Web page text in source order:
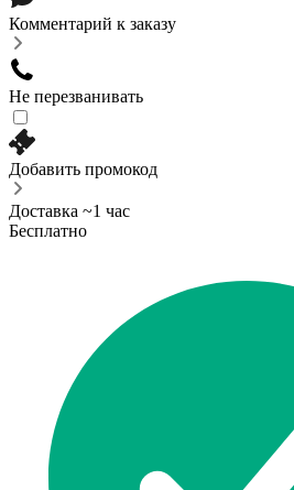
Комментарий к заказу
Не перезванивать
Добавить промокод
Доставка ~1 час
Бесплатно